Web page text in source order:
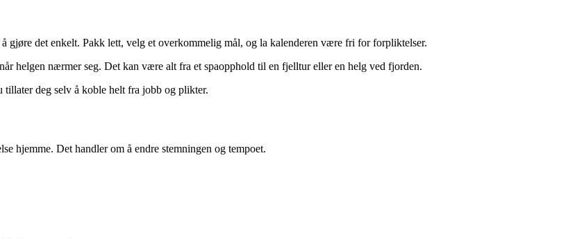
gjøre det enkelt. Pakk lett, velg et overkommelig mål, og la kalenderen være fri for forpliktelser.
helgen nærmer seg. Det kan være alt fra et spaopphold til en fjelltur eller en helg ved fjorden.
deg selv å koble helt fra jobb og plikter.
hjemme. Det handler om å endre stemningen og tempoet.